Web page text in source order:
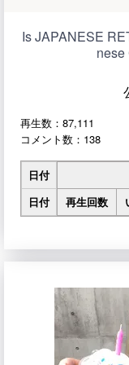
Is JAPANESE
nese
再生数：87,111
コメント数：138
日付
日付
再生回数